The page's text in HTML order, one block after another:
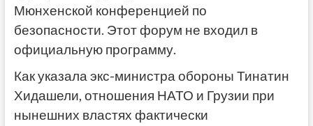
Мюнхенской конференцией по
безопасности. Этот форум не входил в
официальную программу.
Как указала экс-министра обороны Тинатин
Хидашели, отношения НАТО и Грузии при
нынешних властях фактически